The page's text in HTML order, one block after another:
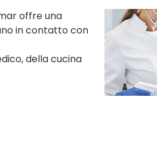
offre una
in contatto con
della cucina
e muffe.